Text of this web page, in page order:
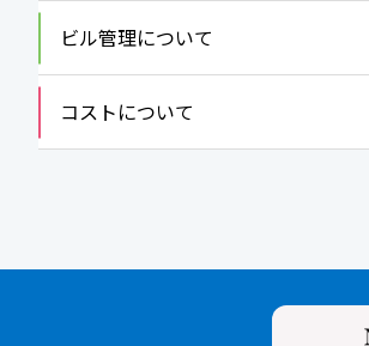
ビル管理について
コストについて